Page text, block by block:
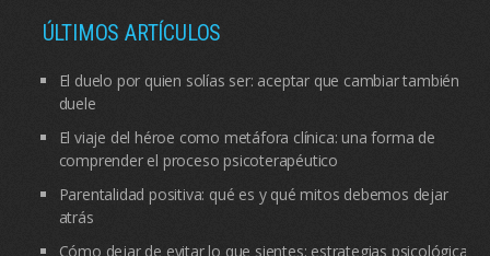
ÚLTIMOS ARTÍCULOS
El duelo por quien solías ser: aceptar que cambiar también
duele
El viaje del héroe como metáfora clínica: una forma de
comprender el proceso psicoterapéutico
Parentalidad positiva: qué es y qué mitos debemos dejar
atrás
Cómo dejar de evitar lo que sientes: estrategias psicológicas